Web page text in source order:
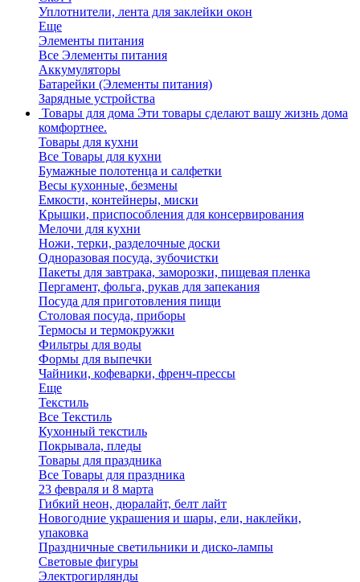
Уплотнители, лента для заклейки окон
Еще
Элементы питания
Все Элементы питания
Аккумуляторы
Батарейки (Элементы питания)
Зарядные устройства
Товары для дома Эти товары сделают вашу жизнь дома
комфортнее.
Товары для кухни
Все Товары для кухни
Бумажные полотенца и салфетки
Весы кухонные, безмены
Емкости, контейнеры, миски
Крышки, приспособления для консервирования
Мелочи для кухни
Ножи, терки, разделочные доски
Одноразовая посуда, зубочистки
Пакеты для завтрака, заморозки, пищевая пленка
Пергамент, фольга, рукав для запекания
Посуда для приготовления пищи
Столовая посуда, приборы
Термосы и термокружки
Фильтры для воды
Формы для выпечки
Чайники, кофеварки, френч-прессы
Еще
Текстиль
Все Текстиль
Кухонный текстиль
Покрывала, пледы
Товары для праздника
Все Товары для праздника
23 февраля и 8 марта
Гибкий неон, дюралайт, белт лайт
Новогодние украшения и шары, ели, наклейки,
упаковка
Праздничные светильники и диско-лампы
Световые фигуры
Электрогирлянды